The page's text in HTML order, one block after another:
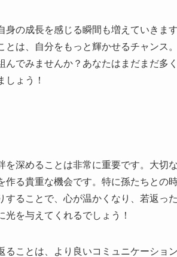
身の成長を感じる瞬間も増えていきま
とは、自分をもっと輝かせるチャンス
んでみませんか？あなたはまだまだ多
しょう！
を深めることは非常に重要です。大切
作る貴重な機会です。特に孫たちとの
ることで、心が温かくなり、若返っ
を与えてくれるでしょう！
ることは、より良いコミュニケーショ